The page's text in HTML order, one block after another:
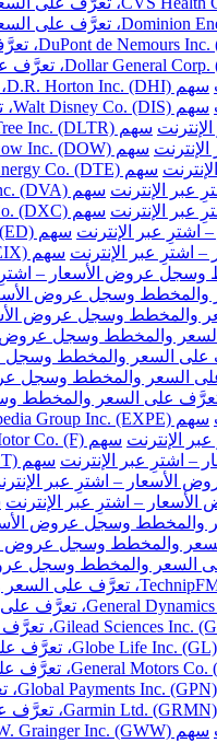
سهم D.R. Horton Inc. (DHI)، تعرَّف على السعر والمخطط وسجل عروض الأسعار – اشترِ عبر الإنترنت
سهم Walt Disney Co. (DIS)، تعرَّف على السعر والمخطط وسجل عروض الأسعار – اشترِ عبر الإنترنت
سهم Dollar Tree Inc. (DLTR)، تعرَّف على السعر والمخطط وسجل عروض الأسعار – اشترِ عبر الإنترنت
سهم Dow Inc. (DOW)، تعرَّف على السعر والمخطط وسجل عروض الأسعار – اشترِ عبر الإنترنت
سهم DTE Energy Co. (DTE)، تعرَّف على السعر والمخطط وسجل عروض الأسعار – اشترِ عبر الإنترنت
سهم DaVita Inc. (DVA)، تعرَّف على السعر والمخطط وسجل عروض الأسعار – اشترِ عبر الإنترنت
سهم DXC Technology Co. (DXC)، تعرَّف على السعر والمخطط وسجل عروض الأسعار – اشترِ عبر الإنترنت
سهم Consolidated Edison Inc. (ED)، تعرَّف على السعر والمخطط وسجل عروض الأسعار – اشترِ عبر الإنترنت
سهم Edison International (EIX)، تعرَّف على السعر والمخطط وسجل عروض الأسعار – اشترِ عبر الإنترنت
سهم Expedia Group Inc. (EXPE)، تعرَّف على السعر والمخطط وسجل عروض الأسعار – اشترِ عبر الإنترنت
سهم Ford Motor Co. (F)، تعرَّف على السعر والمخطط وسجل عروض الأسعار – اشترِ عبر الإنترنت
سهم Fastenal Co. (FAST)، تعرَّف على السعر والمخطط وسجل عروض الأسعار – اشترِ عبر الإنترنت
سهم W.W. Grainger Inc. (GWW)، تعرَّف على السعر والمخطط وسجل عروض الأسعار – اشترِ عبر الإنترنت